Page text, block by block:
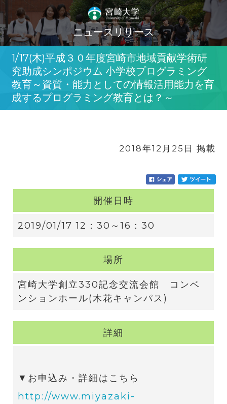
ニュースリリース
1/17(木)平成３０年度宮崎市地域貢献学術研
究助成シンポジウム 小学校プログラミング
教育～資質・能力としての情報活用能力を育
成するプログラミング教育とは？～
2018年12月25日 掲載
開催日時
2019/01/17 12：30～16：30
場所
宮崎大学創立330記念交流会館 コンベ
ンションホール(木花キャンパス)
詳細
▼お申込み・詳細はこちら
http://www.miyazaki-